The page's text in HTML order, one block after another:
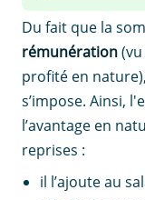
Du fait que la
rémunération
profité en
s’impose. Ainsi,
l’avantage en
reprises :
il l’ajoute au